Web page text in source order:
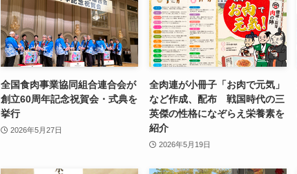
全国食肉事業協同組合連合会が
創立60周年記念祝賀会・式典を
挙行
2026年5月27日
全肉連が小冊子「お肉で元気」
など作成、配布 戦国時代の三
英傑の性格になぞらえ栄養素を
紹介
2026年5月19日